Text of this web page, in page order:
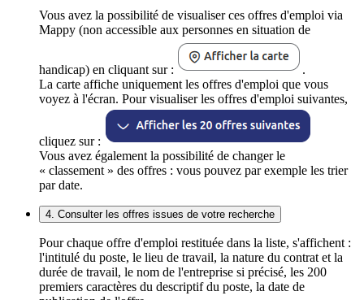
Vous avez la possibilité de visualiser ces offres d'emploi via
Mappy (non accessible aux personnes en situation de
handicap) en cliquant sur :
.
La carte affiche uniquement les offres d'emploi que vous
voyez à l'écran. Pour visualiser les offres d'emploi suivantes,
cliquez sur :
Vous avez également la possibilité de changer le
« classement » des offres : vous pouvez par exemple les trier
par date.
4. Consulter les offres issues de votre recherche
Pour chaque offre d'emploi restituée dans la liste, s'affichent :
l'intitulé du poste, le lieu de travail, la nature du contrat et la
durée de travail, le nom de l'entreprise si précisé, les 200
premiers caractères du descriptif du poste, la date de